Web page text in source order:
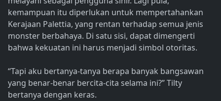
kemampuan itu diperlukan untuk mempertahankan
Kerajaan Palettia, yang rentan terhadap semua jenis
monster berbahaya. Di satu sisi, dapat dimengerti
bahwa kekuatan ini harus menjadi simbol otoritas.
“Tapi aku bertanya-tanya berapa banyak bangsawan
yang benar-benar bercita-cita selama ini?” Tilty
bertanya dengan keras.